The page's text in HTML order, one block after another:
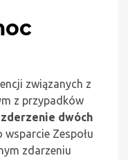
związanych z
z przypadków
zderzenie dwóch
wsparcie Zespołu
zdarzeniu